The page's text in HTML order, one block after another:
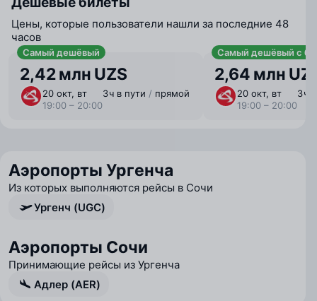
Цены, которые пользователи нашли за последние 48
часов
Самый дешёвый
2,42 млн UZS
20 окт, вт
19:00 – 20:00
3 ⁠ч в пути / прямой
Самый дешёвый с
2,64 млн
20 окт, вт
19:00 – 20:00
3 ⁠ч
Аэропорты Ургенча
Из которых выполняются рейсы в Сочи
Ургенч (UGC)
Аэропорты Сочи
Принимающие рейсы из Ургенча
Адлер (AER)